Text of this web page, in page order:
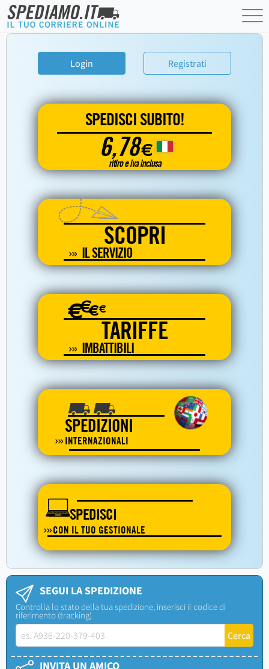
Login Registrati
SPEDISCI SUBITO!
6,78€
ritiro e iva inclusa
SCOPRI
IL SERVIZIO
€€€€
TARIFFE
IMBATTIBILI
SPEDIZIONI
INTERNAZIONALI
SPEDISCI
CON IL TUO GESTIONALE
SEGUI LA SPEDIZIONE
Controlla lo stato della tua spedizione, inserisci il codice di
riferimento (tracking)
INVITA UN AMICO